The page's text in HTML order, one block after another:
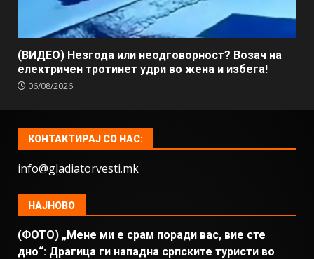
(ВИДЕО) Незгода или неодговорност? Возач на
електричен тротинет удри во жена и избега!
06/08/2026
КОНТАКТИРАЈ СО НАС:
info@gladiatorvesti.mk
НАЈНОВО
(ФОТО) „Мене ми е срам поради вас, вие сте
дно“: Драгица ги нападна српските туристи во